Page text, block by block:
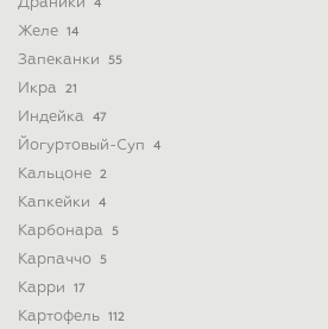
4
Желе 14
Запеканки 55
Икра 21
Индейка 47
Йогуртовый-Суп 4
Кальцоне 2
Капкейки 4
Карбонара 5
Карпаччо 5
Карри 17
Картофель 112